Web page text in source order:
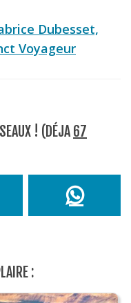
Dubesset,
Voyageur
! (DÉJA 67
: